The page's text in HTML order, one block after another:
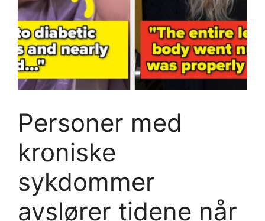
Personer med
kroniske
sykdommer
avslører tidene når